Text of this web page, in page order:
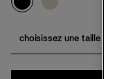
choisissez une taille